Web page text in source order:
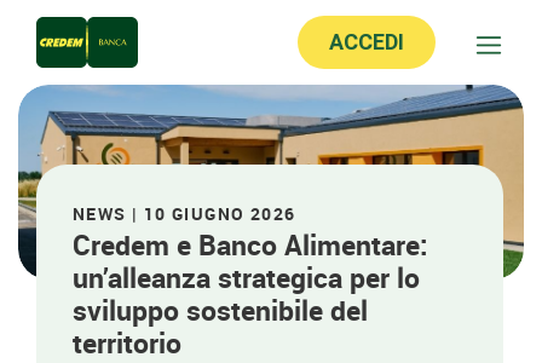
ACCEDI
NEWS | 10 GIUGNO 2026
Credem e Banco Alimentare:
un’alleanza strategica per lo
sviluppo sostenibile del
territorio